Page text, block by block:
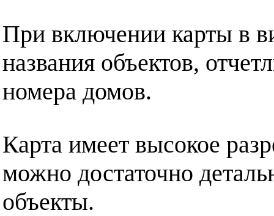
При включении карты в
названия объектов,
номера домов.
Карта имеет высокое
можно достаточно
объекты.